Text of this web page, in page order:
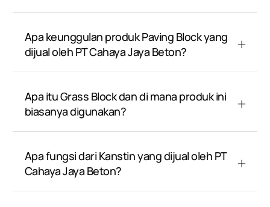
Apa keunggulan produk Paving Block yang
dijual oleh PT Cahaya Jaya Beton?
Apa itu Grass Block dan di mana produk ini
biasanya digunakan?
Apa fungsi dari Kanstin yang dijual oleh PT
Cahaya Jaya Beton?